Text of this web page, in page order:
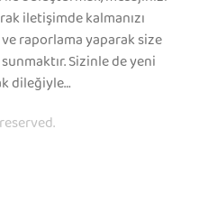
iletişimde kalmanızı
raporlama yaparak size
Sizinle de yeni
dileğiyle…